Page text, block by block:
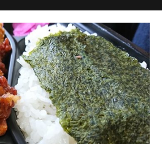
u
u
t
t
o
n